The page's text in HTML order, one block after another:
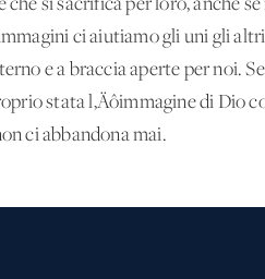
si sacrifica per loro, anche
ci aiutiamo gli uni gli
e a braccia aperte per noi.
stata l‚Äôimmagine di Dio
ci abbandona mai.